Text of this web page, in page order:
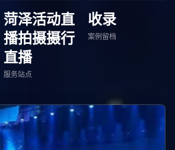
菏泽活动直
播拍摄摄行
直播
服务站点
收录
案例留档